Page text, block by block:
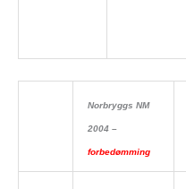
Norbryggs NM
2004 –
forbedømming